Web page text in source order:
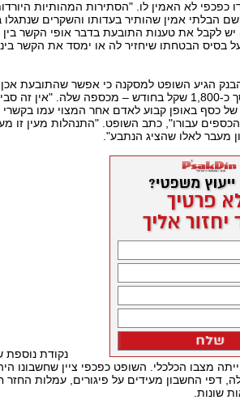
כפכפי לא האמין לו. "הסתירות המהותיות
הבלתי אמין שהותיר בעדותו והשקרים
לקבל את טענות התובעת בדבר אופי הקשר בין
בסיס הבטחתו שיחזיר לה או ימסד את הקשר
הגיע השופט למסקנה כי אפשר שהתובעת
ההפקדות – בסך כ-1,800 שקל בחודש – מכספה שלה. "אין
של כסף באופן קבוע לאדם אחר המצוי עמו בקשרי
עבורו", כתב השופט. "התנהלות מעין זו
מעבר לאלו שהציג הנתבע".
נקודת
מצבו הכלכלי. השופט כפכפי ציין שחשבונו
דפי החשבון מעידים על פיגורים, עמלות החזר
שונות.